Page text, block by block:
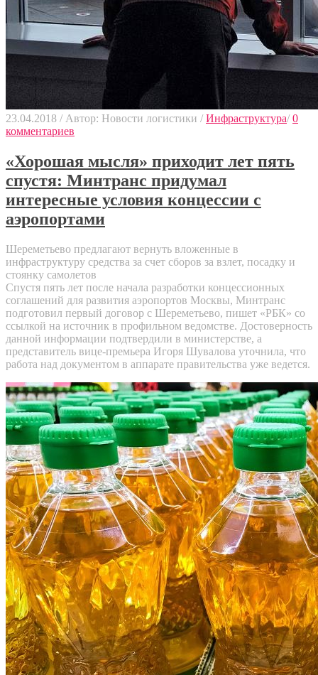
23.04.2018 / Автор: Новости логистики / Инфраструктура/ 0
комментариев
«Хорошая мысля» приходит лет пять
спустя: Минтранс придумал
интересные условия концессии с
аэропортами
Шереметьево предлагают вернуть вложенные в
инфраструктуру средства за счет сборов за взлет, посадку и
стоянку самолетов
Спустя пять лет после начала разработки концессионных
соглашений для развития аэропортов Москвы, Минтранс
подготовил первый договор с Шереметьево, пишет «РБК» со
ссылкой на источник в профильном ведомстве. Достоверность
данной информации подтвердили в министерстве, а
представитель вице-премьера Игоря Шувалова уточнила, что
работа над документом в аппарате правительства уже ведется.